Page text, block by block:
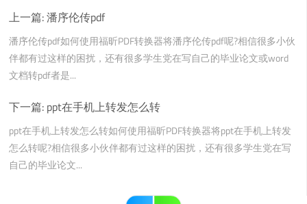
上一篇:潘序伦传pdf
潘序伦传pdf如何使用福昕PDF转换器将潘序伦传pdf呢?相信很多小伙
伴都有过这样的困扰，还有很多学生党在写自己的毕业论文或word
文档转pdf者是...
下一篇: ppt在手机上转发怎么转
ppt在手机上转发怎么转如何使用福昕PDF转换器将ppt在手机上转发
怎么转呢?相信很多小伙伴都有过这样的困扰，还有很多学生党在写
自己的毕业论文...